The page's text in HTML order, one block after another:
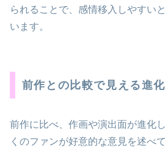
られることで、感情移入しやすい
います。
前作との比較で見える進
前作に比べ、作画や演出面が進化
くのファンが好意的な意見を述べ